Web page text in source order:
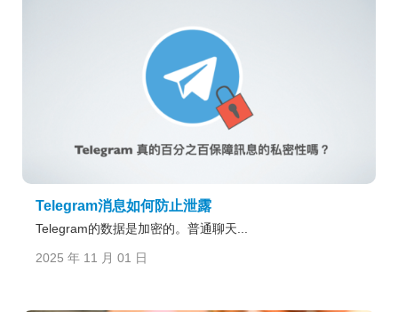
Telegram消息如何防止泄露
Telegram的数据是加密的。普通聊天...
2025 年 11 月 01 日